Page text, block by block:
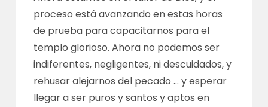
proceso está avanzando en estas horas
de prueba para capacitarnos para el
templo glorioso. Ahora no podemos ser
indiferentes, negligentes, ni descuidados, y
rehusar alejarnos del pecado … y esperar
llegar a ser puros y santos y aptos en